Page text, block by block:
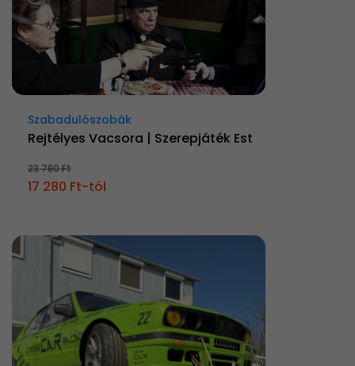
Szabadulószobák
Rejtélyes Vacsora | Szerepjáték Est
23 780 Ft
17 280 Ft-tól